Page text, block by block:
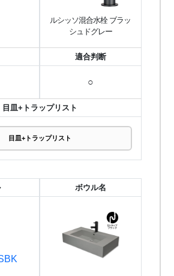
ルシッソ混合水栓 ブラッ
シュドグレー
適合判断
○
目皿+トラップリスト
目皿+トラップリスト
ボウル名